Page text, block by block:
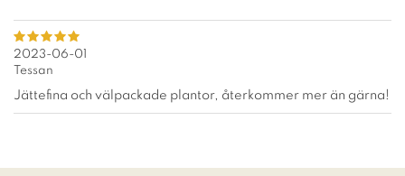
2023-06-01
Tessan
Jättefina och välpackade plantor, återkommer mer än gärna!